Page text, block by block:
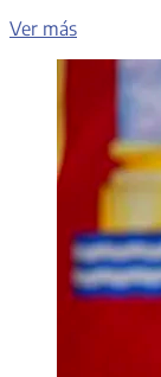
Ver másAbad
contra
veto
Ley
“Es